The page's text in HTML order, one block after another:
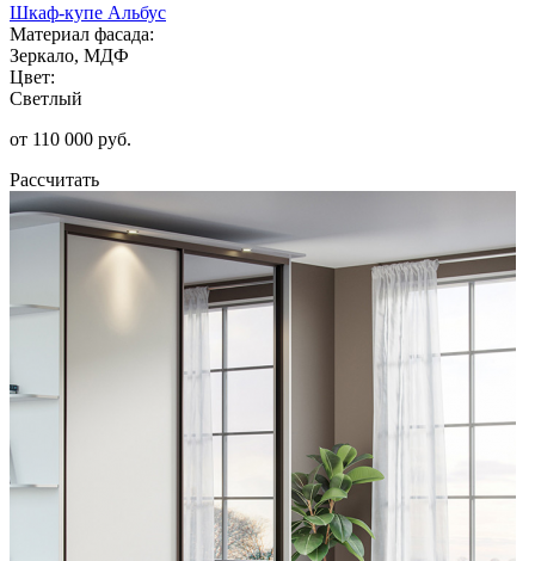
Шкаф-купе Альбус
Материал фасада:
Зеркало, МДФ
Цвет:
Светлый
от 110 000 руб.
Рассчитать